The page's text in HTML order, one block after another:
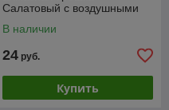
Салатовый с воздушными
В наличии
24 руб.
Купить